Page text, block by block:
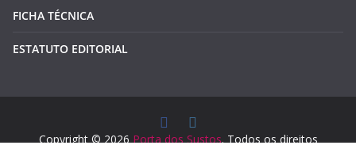
FICHA TÉCNICA
ESTATUTO EDITORIAL
Copyright © 2026 Porta dos Sustos. Todos os direitos